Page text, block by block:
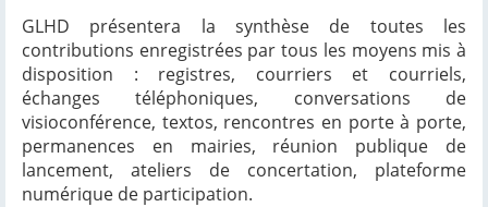
GLHD présentera la synthèse de toutes les
contributions enregistrées par tous les moyens mis à
disposition : registres, courriers et courriels,
échanges téléphoniques, conversations de
visioconférence, textos, rencontres en porte à porte,
permanences en mairies, réunion publique de
lancement, ateliers de concertation, plateforme
numérique de participation.